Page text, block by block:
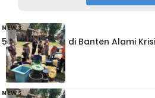
NEWS
55 Kecamatan di Banten Alami
NEWS